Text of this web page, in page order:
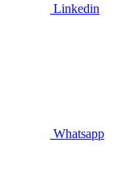
Linkedin
Whatsapp